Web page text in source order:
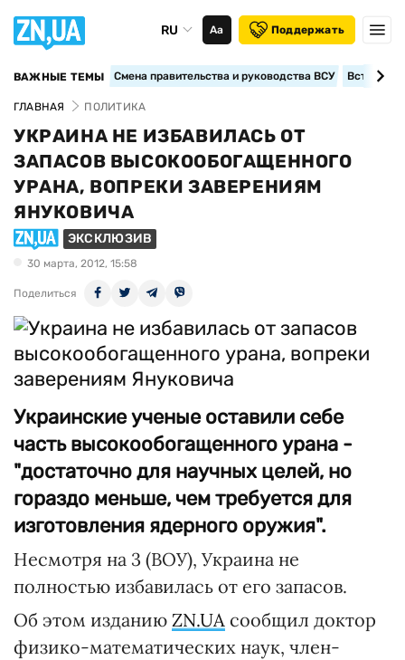
RU Аа Поддержать
ВАЖНЫЕ ТЕМЫ Смена правительства и руководства ВСУ
ГЛАВНАЯ ПОЛИТИКА
УКРАИНА НЕ ИЗБАВИЛАСЬ ОТ
ЗАПАСОВ ВЫСОКООБОГАЩЕННОГО
УРАНА, ВОПРЕКИ ЗАВЕРЕНИЯМ
ЯНУКОВИЧА
ЭКСКЛЮЗИВ
30 марта, 2012, 15:58
Поделиться
Украинские ученые оставили себе
часть высокообогащенного урана -
"достаточно для научных целей, но
гораздо меньше, чем требуется для
изготовления ядерного оружия".
Несмотря на 3 (ВОУ), Украина не
полностью избавилась от его запасов.
Об этом изданию ZN.UA сообщил доктор
физико-математических наук, член-